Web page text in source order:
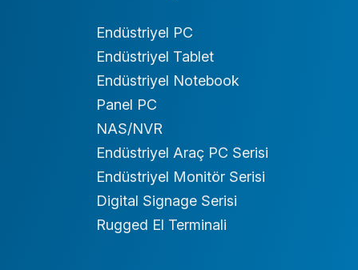
Endüstriyel PC
Endüstriyel Tablet
Endüstriyel Notebook
Panel PC
NAS/NVR
Endüstriyel Araç PC Serisi
Endüstriyel Monitör Serisi
Digital Signage Serisi
Rugged El Terminali